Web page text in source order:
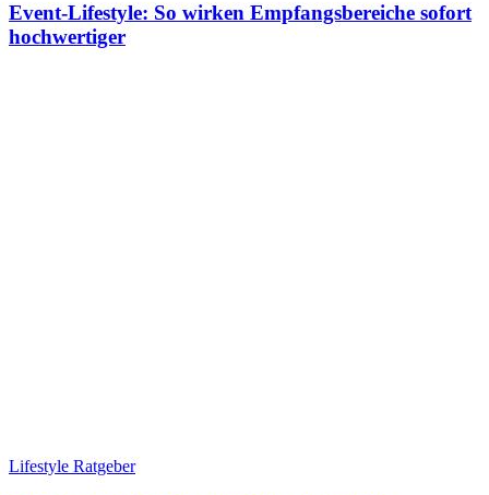
Event-Lifestyle: So wirken Empfangsbereiche sofort
hochwertiger
Lifestyle Ratgeber